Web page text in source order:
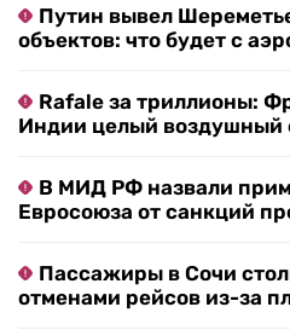
Путин вывел
объектов: что будет с
Rafale за триллионы:
Индии целый воздушный
В МИД РФ назвали
Евросоюза от санкций
Пассажиры в Сочи
отменами рейсов из-за